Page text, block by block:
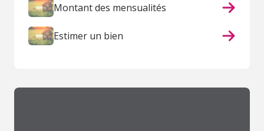
Montant des mensualités
Estimer un bien